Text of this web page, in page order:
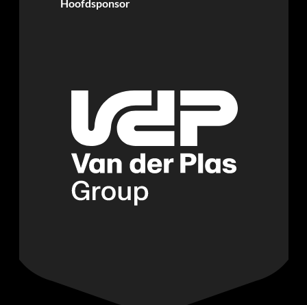
Hoofdsponsor